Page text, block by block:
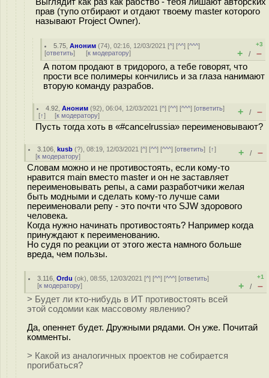
прав (тупо отбирают и отдают твоему master которого
называют Project Owner).
5.75 ,Аноним (74), 02:16, 12/03/2021 [^] [^^] [^^^]
[ответить] [к модератору]
+3
+ / –
А потом продают в тридорого, а тебе говорят, что
прости все полимеры кончились и за глаза нанимают
вторую команду разрабов.
4.92 ,Аноним (92), 06:04, 12/03/2021 [^] [^^] [^^^] [ответить]
[↑] [к модератору] + / –
Пусть тогда хоть в «#cancelrussia» переименовывают?
3.106 ,kusb (?), 08:19, 12/03/2021 [^] [^^] [^^^] [ответить][↑]
[к модератору] + / –
Словам можно и не противостоять, если кому-то
нравится main вместо master и он не заставляет
переименовывать репы, а сами разработчики желая
быть модными и сделать кому-то лучше сами
переименовали репу - это почти что SJW здорового
человека.
Когда нужно начинать противостоять? Например когда
принуждают к переименованию.
Но судя по реакции от этого жеста намного больше
вреда, чем пользы.
3.116 ,Ordu (ok), 08:55, 12/03/2021 [^] [^^] [^^^] [ответить]
[к модератору]
+1
+ / –
> Будет ли кто-нибудь в ИТ противостоять всей
этой coдомии как массовому явлению?
Да, опеннет будет. Дружными рядами. Он уже. Почитай
комменты.
> Какой из аналогичных проектов не собирается
прогибаться?